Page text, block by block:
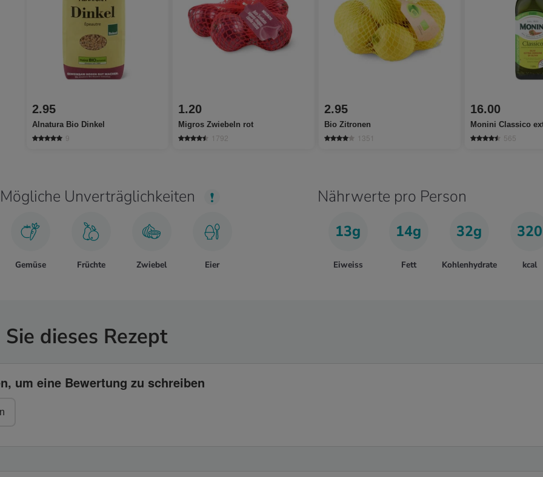
2.95
Alnatura Bio Dinkel
9
1.20
Migros Zwiebeln rot
1792
2.95
Bio Zitronen
1351
16.00
Monini Classico
565
Mögliche Unverträglichkeiten
Gemüse Früchte Zwiebel Eier
Nährwerte pro Person
13g
Eiweiss
14g
Fett
32g
Kohlenhydrate
320
kcal
dieses Rezept
um eine Bewertung zu schreiben